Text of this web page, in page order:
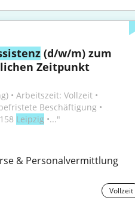
(d/w/m) zum
Zeitpunkt
• Arbeitszeit: Vollzeit •
Beschäftigung •
Leipzig •..."
& Personalvermittlung
Vollzeit